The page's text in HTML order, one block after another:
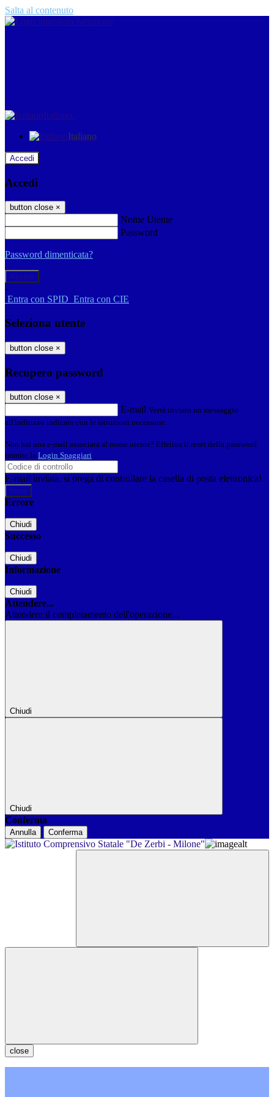
Salta al contenuto
Italiano
Italiano
Accedi
Accedi
button close ×
Nome Utente
Password
Password dimenticata?
-
Entra con SPID Entra con CIE
Seleziona utente
button close ×
Recupero password
button close ×
E-mail Verrà inviato un messaggio
all'indirizzo indicato con le istruzioni necessarie.
Non hai una e-mail associata al nome utente? Effettua il reset della password
tramite la Login Spaggiari
E-mail inviata, si prega di controllare la casella di posta elettronica!
Errore
Chiudi
Successo
Chiudi
Informazione
Chiudi
Attendere...
Attendere il completamento dell'operazione...
Chiudi
Chiudi
Conferma
Annulla Conferma
close